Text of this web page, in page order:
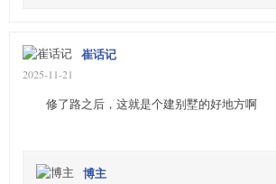
崔话记
2025-11-21
修了路之后，这就是个建别墅的好地方啊
博主